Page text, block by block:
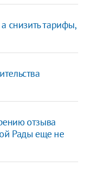
снизить тарифы,
отзыва
Рады еще не